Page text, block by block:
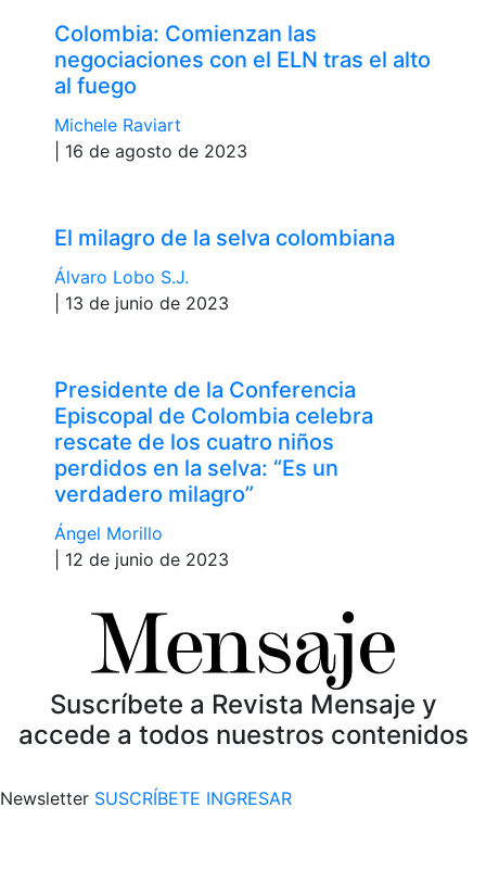
Colombia: Comienzan las
negociaciones con el ELN tras el alto
al fuego
Michele Raviart
| 16 de agosto de 2023
El milagro de la selva colombiana
Álvaro Lobo S.J.
| 13 de junio de 2023
Presidente de la Conferencia
Episcopal de Colombia celebra
rescate de los cuatro niños
perdidos en la selva: “Es un
verdadero milagro”
Ángel Morillo
| 12 de junio de 2023
Suscríbete a Revista Mensaje y
accede a todos nuestros contenidos
Newsletter SUSCRÍBETE INGRESAR